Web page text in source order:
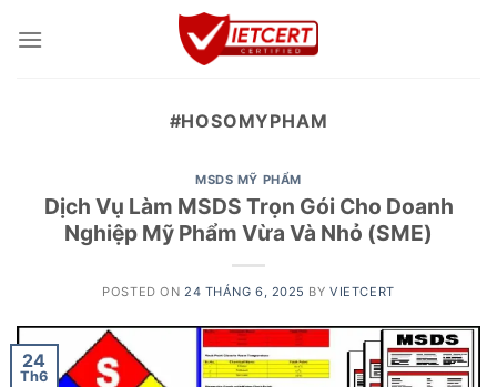
#HOSOMYPHAM
MSDS MỸ PHẨM
Dịch Vụ Làm MSDS Trọn Gói Cho Doanh
Nghiệp Mỹ Phẩm Vừa Và Nhỏ (SME)
POSTED ON 24 THÁNG 6, 2025 BYVIETCERT
24
Th6